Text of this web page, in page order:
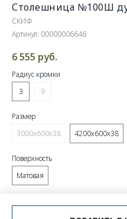
Столешница №100Ш
СКИФ
Артикул: 00000006646
6 555 руб.
Радиус кромки
3
9
Размер
3000х600х38
4200х600х38
Поверхность
Матовая
шт.